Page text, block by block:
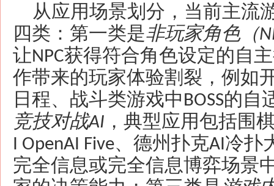
从应用场景划分，当前主流
四类：第一类是非玩家角色（
让NPC获得符合角色设定的自
作带来的玩家体验割裂，例如
日程、战斗类游戏中BOSS的自
竞技对战AI ，典型应用包括围
I OpenAI Five、德州扑克AI冷扑
完全信息或完全信息博弈场景